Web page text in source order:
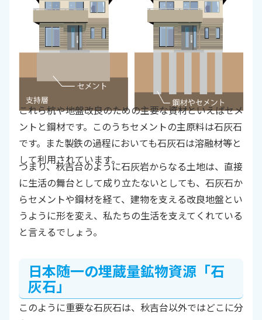
これら杭や地盤改良のための主要な資材といえばセメ
ントと鋼材です。このうちセメントの主原料は石灰石
です。また製鉄の過程においても石灰石は溶融材等と
して利用されています。
つまり、秋吉台のように石灰岩からなる土地は、直接
に生活の舞台として成り立たないとしても、石灰石か
らセメントや鋼材を経て、建物を支える改良地盤とい
うように形を変え、私たちの生活を支えてくれている
と言えるでしょう。
日本随一の埋蔵量鉱物資源「石
灰石」
このように重要な石灰石は、秋吉台以外ではどこに分